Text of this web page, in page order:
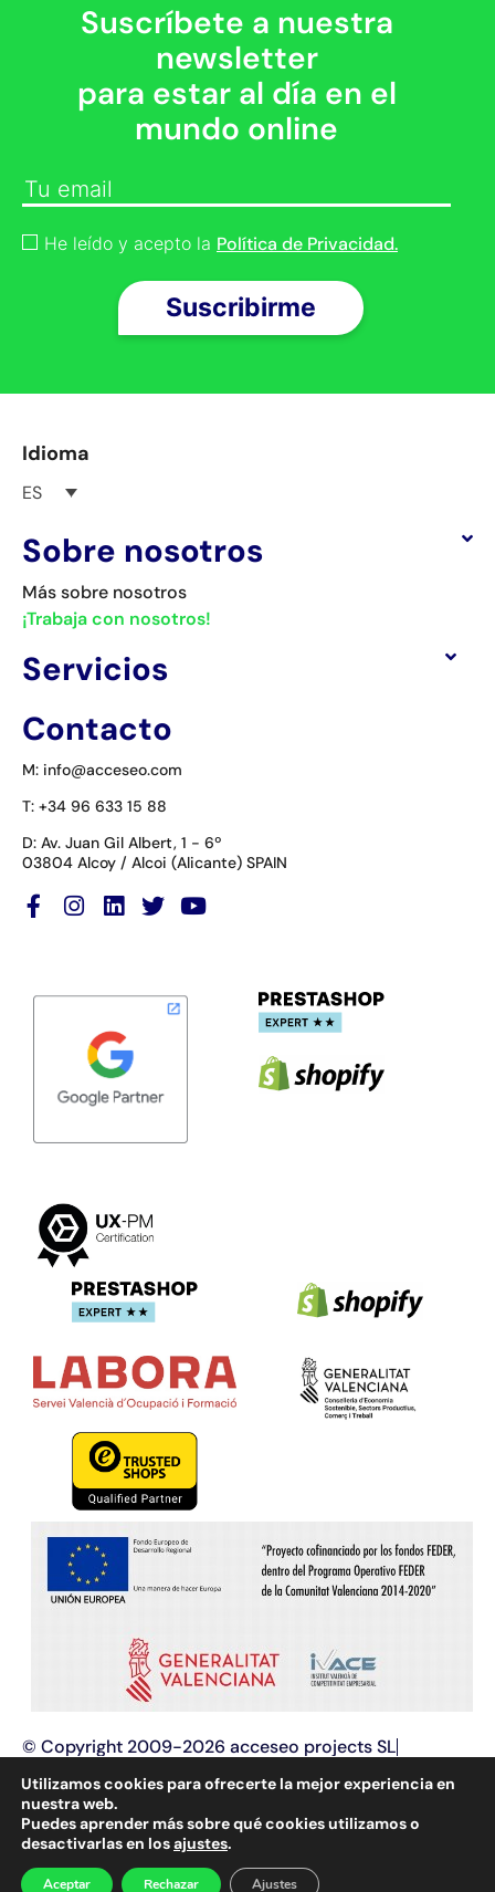
Suscríbete a nuestra
newsletter
para estar al día en el
mundo online
He leído y acepto la Política de Privacidad.
Idioma
ES
Sobre nosotros
Más sobre nosotros
¡Trabaja con nosotros!
Servicios
Contacto
M: info@acceseo.com
T: +34 96 633 15 88
D: Av. Juan Gil Albert, 1 - 6º
03804 Alcoy / Alcoi (Alicante) SPAIN
© Copyright 2009-2026 acceseo projects SL
Términos y condicionesAviso legal
Política de privacidad
Política de cookies
Programación web ydiseño web, aplicaciones web,
optimización e innovación tecnológica, posicionamiento en
buscadores (SEO y SEM) y marketing online.
Utilizamos cookies para ofrecerte la mejor experiencia en
nuestra web.
Puedes aprender más sobre qué cookies utilizamos o
desactivarlas en losajustes.
Aceptar Rechazar Ajustes